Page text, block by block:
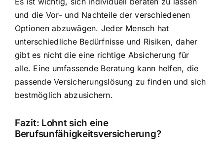
und die Vor- und Nachteile der verschiedenen
Optionen abzuwägen. Jeder Mensch hat
unterschiedliche Bedürfnisse und Risiken, daher
gibt es nicht die eine richtige Absicherung für
alle. Eine umfassende Beratung kann helfen, die
passende Versicherungslösung zu finden und sich
bestmöglich abzusichern.
Fazit: Lohnt sich eine
Berufsunfähigkeitsversicherung?